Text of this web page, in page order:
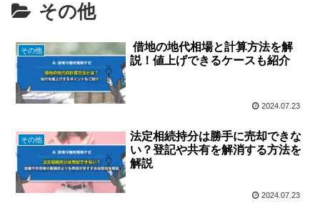
その他
その他
​​ 借地の地代相場と計算方法を解
説！値上げできるケースも紹介
2024.07.23
その他
法定相続持分は勝手に売却できな
い？登記や共有を解消する方法を
解説
2024.07.23